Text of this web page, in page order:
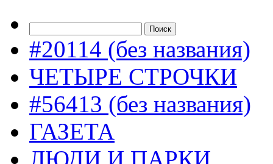
#20114 (без названия)
ЧЕТЫРЕ СТРОЧКИ
#56413 (без названия)
ГАЗЕТА